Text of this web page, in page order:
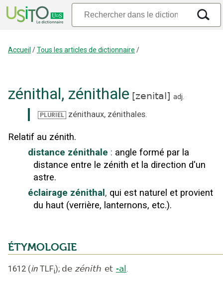
Accueil /Tous les articles de dictionnaire /
zénithal, zénithale [zenital ] adj.
PLURIEL zénithaux, zénithales.
Relatif au zénith.
distance zénithale : angle formé par la
distance entre le zénith et la direction d'un
astre.
éclairage zénithal , qui est naturel et provient
du haut (verrière, lanternons, etc.).
ÉTYMOLOGIE
1612 (in TLFi); de zénith et -al.